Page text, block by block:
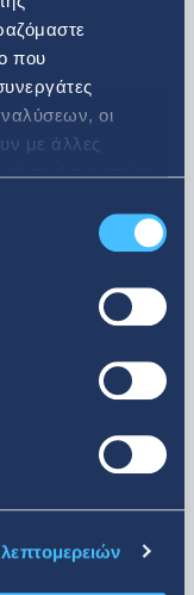
που
οι
με άλλες
ή τις οποίες